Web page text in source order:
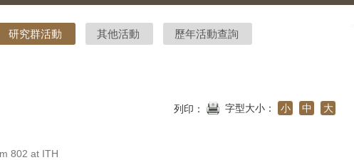
研究群活動 其他活動 歷年活動查詢
列印： 字型大小： 小 中 大
802 at ITH